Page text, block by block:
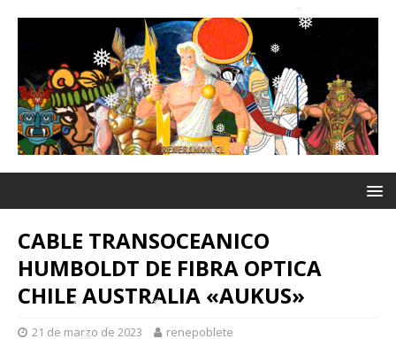
❅
❅
❅
❅
❅ ❅
❅
❅
❅
❅
CABLE TRANSOCEANICO
HUMBOLDT DE FIBRA OPTICA
CHILE AUSTRALIA «AUKUS»
21 de marzo de 2023 renepoblete